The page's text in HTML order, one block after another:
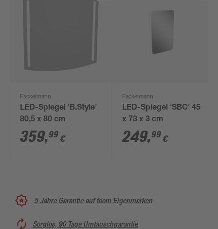
Fackelmann
LED-Spiegel 'B.Style'
80,5 x 80 cm
359,99 €
Fackelmann
LED-Spiegel 'SBC' 45
x 73 x 3 cm
249,99 €
5 Jahre Garantie auf toom Eigenmarken
Sorglos, 90 Tage Umtauschgarantie